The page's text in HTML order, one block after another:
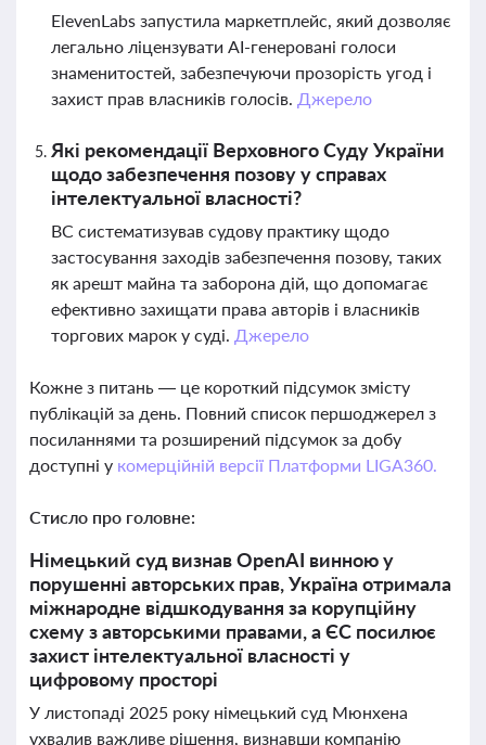
ElevenLabs запустила маркетплейс, який дозволяє
легально ліцензувати AI-генеровані голоси
знаменитостей, забезпечуючи прозорість угод і
захист прав власників голосів. Джерело
Які рекомендації Верховного Суду України
щодо забезпечення позову у справах
інтелектуальної власності?
ВС систематизував судову практику щодо
застосування заходів забезпечення позову, таких
як арешт майна та заборона дій, що допомагає
ефективно захищати права авторів і власників
торгових марок у суді. Джерело
Кожне з питань — це короткий підсумок змісту
публікацій за день. Повний список першоджерел з
посиланнями та розширений підсумок за добу
доступні у комерційній версії Платформи LIGA360.
Стисло про головне:
Німецький суд визнав OpenAI винною у
порушенні авторських прав, Україна отримала
міжнародне відшкодування за корупційну
схему з авторськими правами, а ЄС посилює
захист інтелектуальної власності у
цифровому просторі
У листопаді 2025 року німецький суд Мюнхена
ухвалив важливе рішення, визнавши компанію